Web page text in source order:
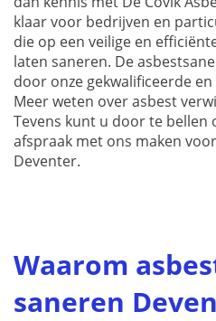
klaar voor bedrijven en
die op een veilige en
laten saneren. De
door onze gekwalificeerde
Meer weten over asbest
Tevens kunt u door te bellen
afspraak met ons maken
Deventer.
Waarom
saneren